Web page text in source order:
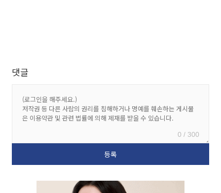
댓글
0 / 300